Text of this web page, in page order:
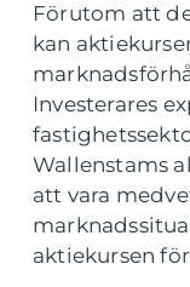
Förutom att
kan
Investerares
Wallenstams
att vara
aktiekursen